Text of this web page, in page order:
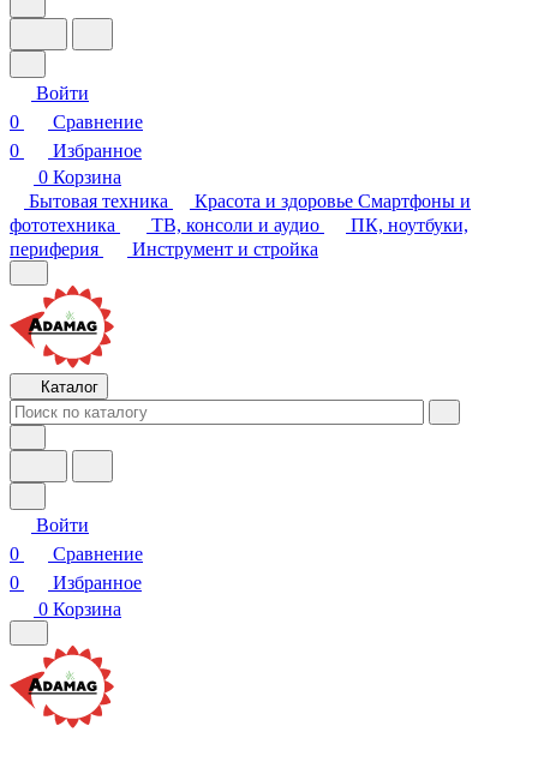
Войти
0
Сравнение
0
Избранное
0 Корзина
Бытовая техника
Красота и здоровье Смартфоны и
фототехника
ТВ, консоли и аудио
ПК, ноутбуки,
периферия
Инструмент и стройка
Каталог
Войти
0
Сравнение
0
Избранное
0 Корзина